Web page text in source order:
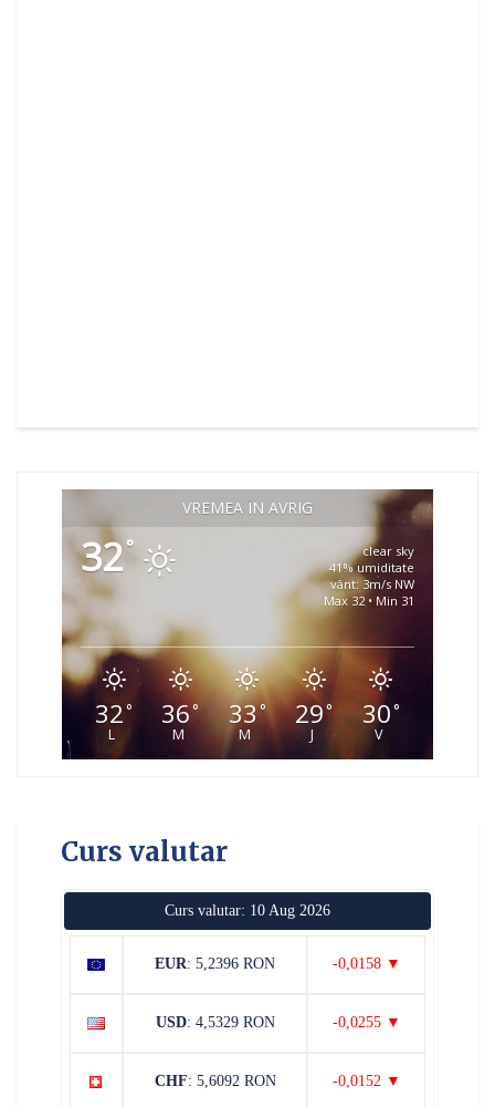
VREMEA ÎN AVRIG
32°
clear sky
41% umiditate
vânt: 3m/s NW
Max 32 • Min 31
32°
L
36°
M
33°
M
29°
J
30°
V
Curs valutar
Curs valutar: 10 Aug 2026
EUR: 5,2396 RON -0,0158 ▼
USD: 4,5329 RON -0,0255 ▼
CHF: 5,6092 RON -0,0152 ▼